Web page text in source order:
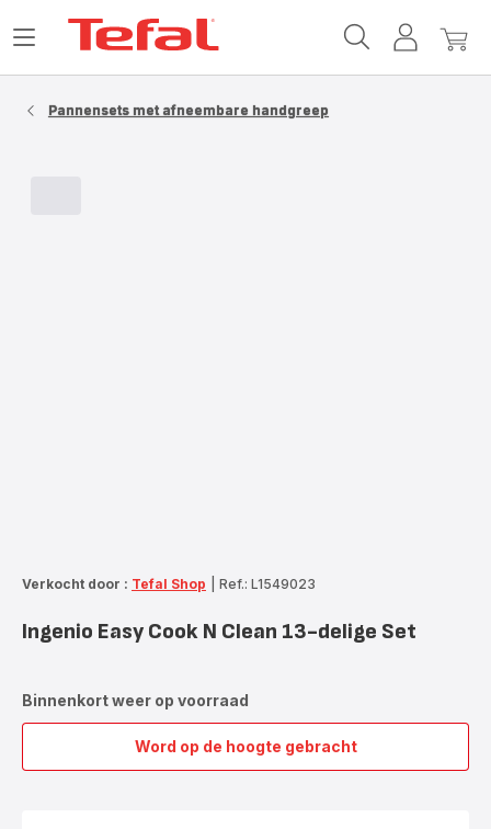
MijnMijn
Open
Pannensets met afneembare handgreep
Verkocht door : Tefal Shop Ref.: L1549023
Ingenio Easy Cook N Clean 13-delige Set
Binnenkort weer op voorraad
Word op de hoogte gebracht
Ingenio
Easy